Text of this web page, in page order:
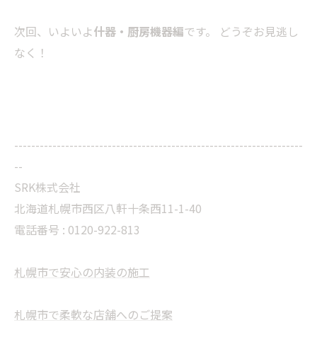
次回、いよいよ什器 ・厨房機器編です。 どうぞお見逃し
なく！
--------------------------------------------------------------------
--
SRK株式会社
北海道札幌市西区八軒十条西11-1-40
電話番号 : 0120-922-813
札幌市で安心の内装の施工
札幌市で柔軟な店舗へのご提案